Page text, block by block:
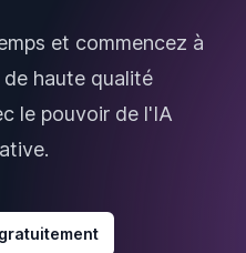
et commencez à
haute qualité
le pouvoir de l'IA